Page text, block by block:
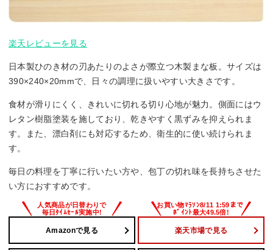
楽天レビューを見る
日本製ひのき材の刃あたりのよさが際立つ木製まな板。サイズは
390×240×20mmで、日々の調理に扱いやすい大きさです。
食材が滑りにくく、きれいに切れる切り心地が魅力。側面にはウ
レタン樹脂塗装を施しており、乾きやすく黒ずみを抑えられま
す。また、漂白剤にも対応するため、衛生的に使い続けられま
す。
毎日の料理を丁寧に行いたい方や、包丁の切れ味を長持ちさせた
い方におすすめです。
Amazonで見る 楽天市場で見る